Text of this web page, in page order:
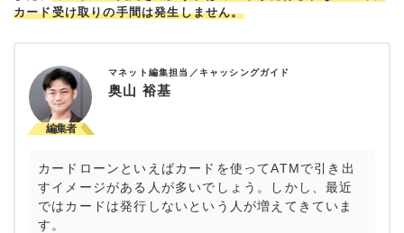
カード受け取りの手間は発生しません。
マネット編集担当／キャッシングガイド
奥山 裕基
カードローンといえばカードを使ってATMで引き出
すイメージがある人が多いでしょう。しかし、最近
ではカードは発行しないという人が増えてきていま
す。